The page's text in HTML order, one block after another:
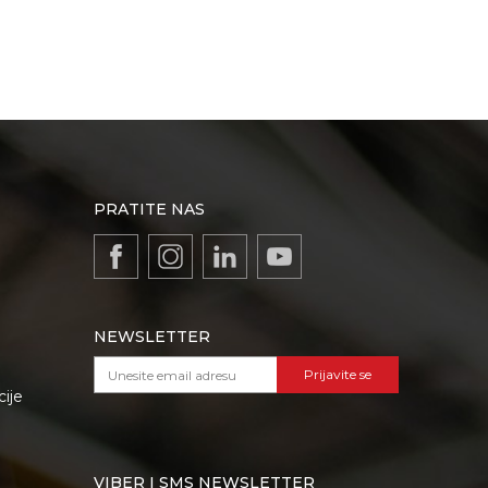
PRATITE NAS
NEWSLETTER
Prijavite se
VIBER I SMS NEWSLETTER